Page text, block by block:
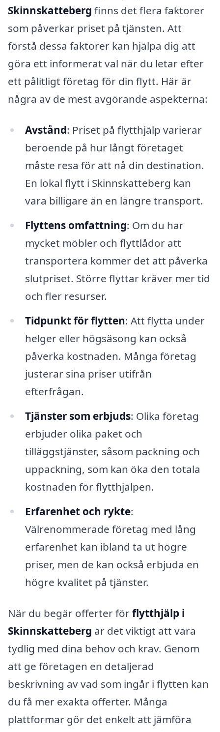
Skinnskatteberg finns det flera faktorer
som påverkar priset på tjänsten. Att
förstå dessa faktorer kan hjälpa dig att
göra ett informerat val när du letar efter
ett pålitligt företag för din flytt. Här är
några av de mest avgörande aspekterna:
Avstånd: Priset på flytthjälp varierar
beroende på hur långt företaget
måste resa för att nå din destination.
En lokal flytt i Skinnskatteberg kan
vara billigare än en längre transport.
Flyttens omfattning: Om du har
mycket möbler och flyttlådor att
transportera kommer det att påverka
slutpriset. Större flyttar kräver mer tid
och fler resurser.
Tidpunkt för flytten: Att flytta under
helger eller högsäsong kan också
påverka kostnaden. Många företag
justerar sina priser utifrån
efterfrågan.
Tjänster som erbjuds: Olika företag
erbjuder olika paket och
tilläggstjänster, såsom packning och
uppackning, som kan öka den totala
kostnaden för flytthjälpen.
Erfarenhet och rykte:
Välrenommerade företag med lång
erfarenhet kan ibland ta ut högre
priser, men de kan också erbjuda en
högre kvalitet på tjänster.
När du begär offerter förflytthjälp i
Skinnskatteberg är det viktigt att vara
tydlig med dina behov och krav. Genom
att ge företagen en detaljerad
beskrivning av vad som ingår i flytten kan
du få mer exakta offerter. Många
plattformar gör det enkelt att jämföra